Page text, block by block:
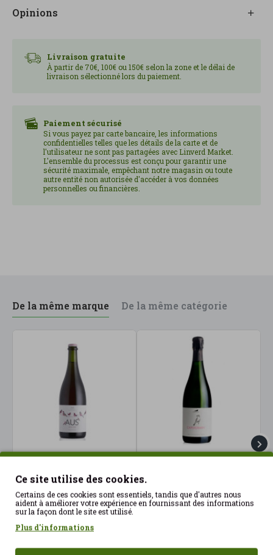
Livraison gratuite
À partir de 70€, 100€ ou 150€ selon la zone et le délai de
livraison sélectionné lors du paiement.
Paiement sécurisé
Si vous payez par carte bancaire, les informations
confidentielles telles que les détails de la carte et de
l'utilisateur ne sont pas partagées avec Linverd Market.
L'ensemble du processus est conçu pour garantir une
sécurité maximale, empêchant notre magasin ou toute
autre entité non autorisée d'accéder à vos données
personnelles ou financières.
occasions.
fruits, les pâtisseries ou se déguste également seul,
comme vin de table.
méditerranéen et l’engagement d’une production
respectueuse de l’environnement.
Format 375 ml.
Opinions
De la même marque De la même catégorie
cl Alella ECO
13.39€
Nature 750cl Alta Alella
ECO
24.70€
Ce site utilise des cookies.
Certains de ces cookies sont essentiels, tandis que d'autres nous
aident à améliorer votre expérience en fournissant des informations
sur la façon dont le site est utilisé.
Plus d'informations